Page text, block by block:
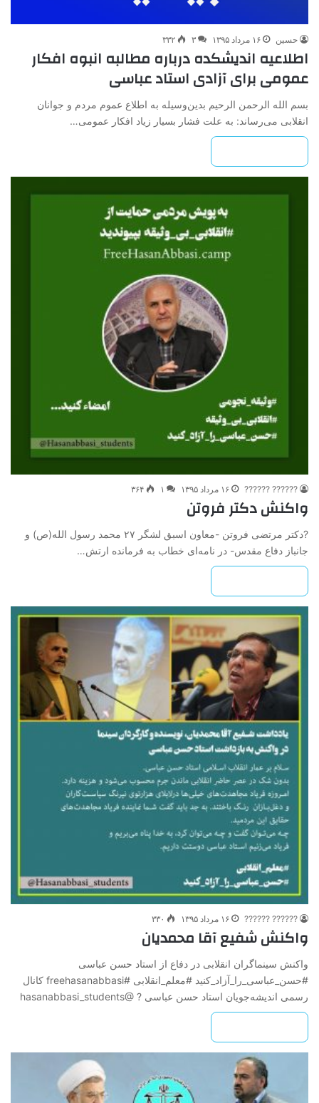
حسین ۱۶ مرداد ۱۳۹۵ ۳ ۳۳۲
اطلاعیه اندیشکده درباره مطالبه انبوه افکار
عمومی برای آزادی استاد عباسی
بسم الله الرحمن الرحیم بدین‌وسیله به اطلاع عموم مردم و جوانان
انقلابی می‌رساند: به علت فشار بسیار زیاد افکار عمومی…
?????? ?????? ۱۶ مرداد ۱۳۹۵ ۱ ۳۶۴
واکنش دکتر فروتن
?دکتر مرتضی فروتن -معاون اسبق لشگر ۲۷ محمد رسول الله(ص) و
جانباز دفاع مقدس- در نامه‌ای خطاب به فرمانده ارتش…
?????? ?????? ۱۶ مرداد ۱۳۹۵ ۳۳۰
واکنش شفیع آقا محمدیان
واکنش سینماگران انقلابی در دفاع از استاد حسن عباسی
#حسن_عباسی_را_آزاد_کنید #معلم_انقلابی #freehasanabbasi کانال
رسمی اندیشه‌جویان استاد حسن عباسی ? @hasanabbasi_students